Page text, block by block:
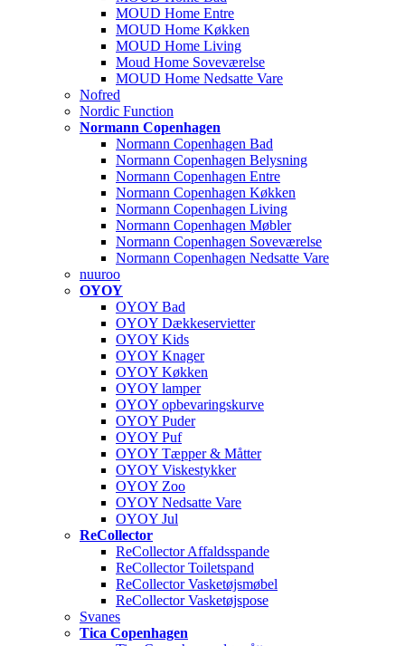
MOUD Home Entre
MOUD Home Køkken
MOUD Home Living
Moud Home Soveværelse
MOUD Home Nedsatte Vare
Nofred
Nordic Function
Normann Copenhagen
Normann Copenhagen Bad
Normann Copenhagen Belysning
Normann Copenhagen Entre
Normann Copenhagen Køkken
Normann Copenhagen Living
Normann Copenhagen Møbler
Normann Copenhagen Soveværelse
Normann Copenhagen Nedsatte Vare
nuuroo
OYOY
OYOY Bad
OYOY Dækkeservietter
OYOY Kids
OYOY Knager
OYOY Køkken
OYOY lamper
OYOY opbevaringskurve
OYOY Puder
OYOY Puf
OYOY Tæpper & Måtter
OYOY Viskestykker
OYOY Zoo
OYOY Nedsatte Vare
OYOY Jul
ReCollector
ReCollector Affaldsspande
ReCollector Toiletspand
ReCollector Vasketøjsmøbel
ReCollector Vasketøjspose
Svanes
Tica Copenhagen